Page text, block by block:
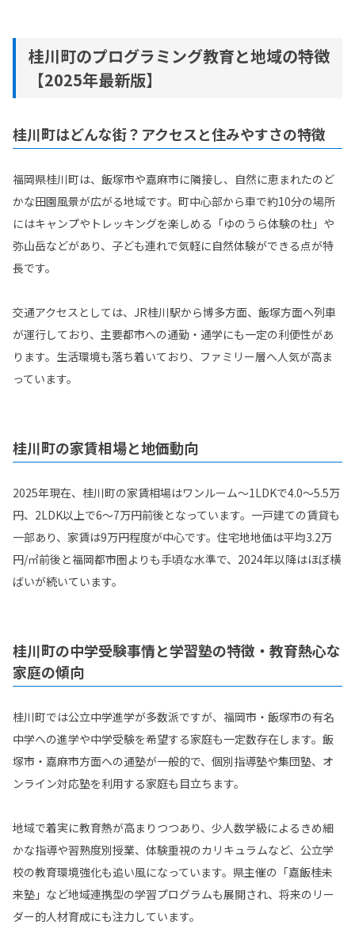
桂川町のプログラミング教育と地域の特徴
【2025年最新版】
桂川町はどんな街？アクセスと住みやすさの特徴
福岡県桂川町は、飯塚市や嘉麻市に隣接し、自然に恵まれたのど
かな田園風景が広がる地域です。町中心部から車で約10分の場所
にはキャンプやトレッキングを楽しめる「ゆのうら体験の杜」や
弥山岳などがあり、子ども連れで気軽に自然体験ができる点が特
長です。
交通アクセスとしては、JR桂川駅から博多方面、飯塚方面へ列車
が運行しており、主要都市への通勤・通学にも一定の利便性があ
ります。生活環境も落ち着いており、ファミリー層へ人気が高ま
っています。
桂川町の家賃相場と地価動向
2025年現在、桂川町の家賃相場はワンルーム〜1LDKで4.0〜5.5万
円、2LDK以上で6〜7万円前後となっています。一戸建ての賃貸も
一部あり、家賃は9万円程度が中心です。住宅地地価は平均3.2万
円/㎡前後と福岡都市圏よりも手頃な水準で、2024年以降はほぼ横
ばいが続いています。
桂川町の中学受験事情と学習塾の特徴・教育熱心な
家庭の傾向
桂川町では公立中学進学が多数派ですが、福岡市・飯塚市の有名
中学への進学や中学受験を希望する家庭も一定数存在します。飯
塚市・嘉麻市方面への通塾が一般的で、個別指導塾や集団塾、オ
ンライン対応塾を利用する家庭も目立ちます。
地域で着実に教育熱が高まりつつあり、少人数学級によるきめ細
かな指導や習熟度別授業、体験重視のカリキュラムなど、公立学
校の教育環境強化も追い風になっています。県主催の「嘉飯桂未
来塾」など地域連携型の学習プログラムも展開され、将来のリー
ダー的人材育成にも注力しています。